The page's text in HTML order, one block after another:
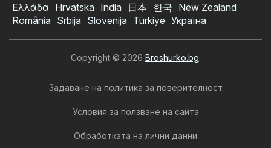
Ελλάδα Hrvatska India 日本 한국 New Zealand
România Srbija Slovenija Türkiye Україна
Copyright © 2026 Broshurko.bg.
Задаване на политика за поверителност
Условия за ползване на сайта
Обработката на лични данни